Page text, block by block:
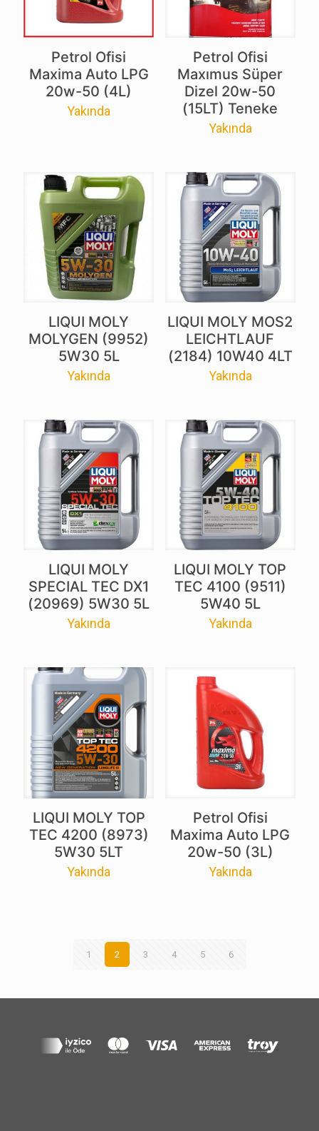
Petrol Ofisi
Maxima Auto LPG
20w-50 (4L)
Yakında
Petrol Ofisi
Maxımus Süper
Dizel 20w-50
(15LT) Teneke
Yakında
LIQUI MOLY
MOLYGEN (9952)
5W30 5L
Yakında
LIQUI MOLY MOS2
LEICHTLAUF
(2184) 10W40 4LT
Yakında
LIQUI MOLY
SPECIAL TEC DX1
(20969) 5W30 5L
Yakında
LIQUI MOLY TOP
TEC 4100 (9511)
5W40 5L
Yakında
LIQUI MOLY TOP
TEC 4200 (8973)
5W30 5LT
Yakında
Petrol Ofisi
Maxima Auto LPG
20w-50 (3L)
Yakında
1 2 3 4 5 6